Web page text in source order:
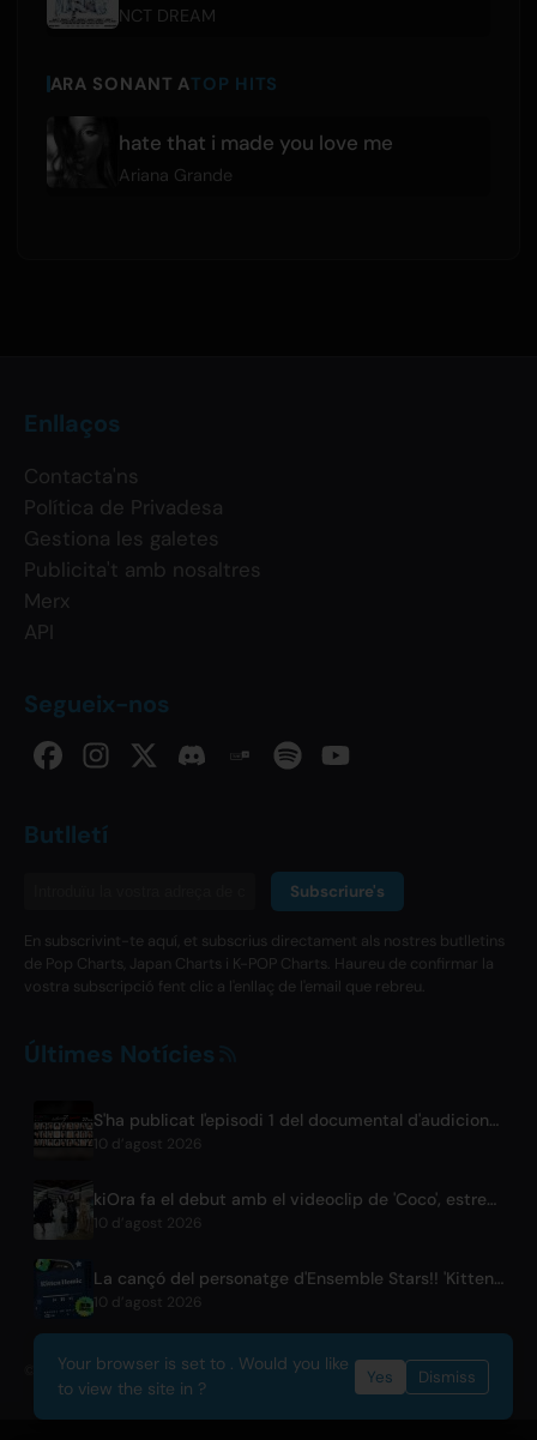
NCT DREAM
ARA SONANT ATOP HITS
hate that i made you love me
Ariana Grande
Enllaços
Contacta'ns
Política de Privadesa
Gestiona les galetes
Publicita't amb nosaltres
Merx
API
Segueix-nos
Butlletí
Subscriure's
En subscrivint-te aquí, et subscrius directament als nostres butlletins
de Pop Charts, Japan Charts i K-POP Charts. Haureu de confirmar la
vostra subscripció fent clic a l'enllaç de l'email que rebreu.
Últimes Notícies
S'ha publicat l'episodi 1 del documental d'audicions de moxymill 'to the nex7'
10 d’agost 2026
kiOra fa el debut amb el videoclip de 'Coco', estrenat al HEAD IN THE CLOUDS LA
10 d’agost 2026
La cançó del personatge d'Ensemble Stars!! 'Kitten Homie' de Ritsu Sakuma es llança a tot el món
10 d’agost 2026
© 2026 OnlyHit. All rights reserved. - Metadata provided byACRCloud
Your browser is set to . Would you like
to view the site in ?
Yes Dismiss